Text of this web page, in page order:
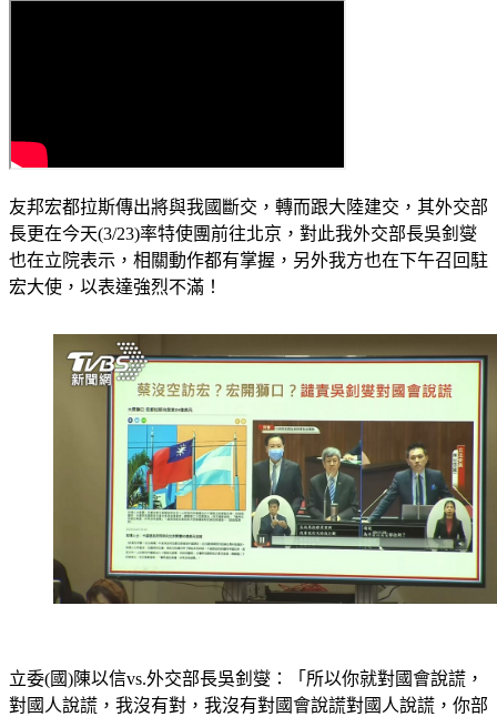
友邦宏都拉斯傳出將與我國斷交，轉而跟大陸建交，其外交部
長更在今天(3/23)率特使團前往北京，對此我外交部長吳釗燮
也在立院表示，相關動作都有掌握，另外我方也在下午召回駐
宏大使，以表達強烈不滿！
立委(國)陳以信vs.外交部長吳釗燮：「所以你就對國會說謊，
對國人說謊，我沒有對，我沒有對國會說謊對國人說謊，你部